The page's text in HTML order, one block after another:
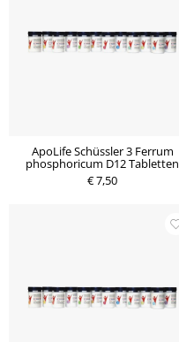
ApoLife Schüssler 3 Ferrum
phosphoricum D12 Tabletten
€ 7,50